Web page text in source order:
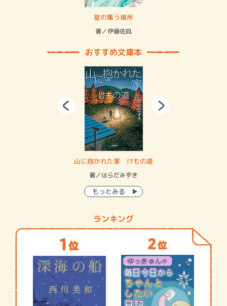
星の集う場所
著／伊藤佐凪
おすすめ文庫本
山に抱かれた家 けもの道
著／はらだみずき
もっとみる
ランキング